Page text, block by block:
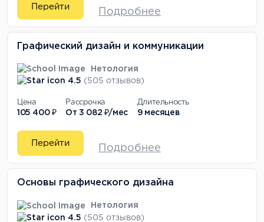
Перейти
Подробнее
Графический дизайн и коммуникации
Нетология
4.5 (505 отзывов)
Цена
105 400 ₽
Рассрочка
От 3 082 ₽/мес
Длительность
9 месяцев
Перейти
Подробнее
Основы графического дизайна
Нетология
4.5 (505 отзывов)